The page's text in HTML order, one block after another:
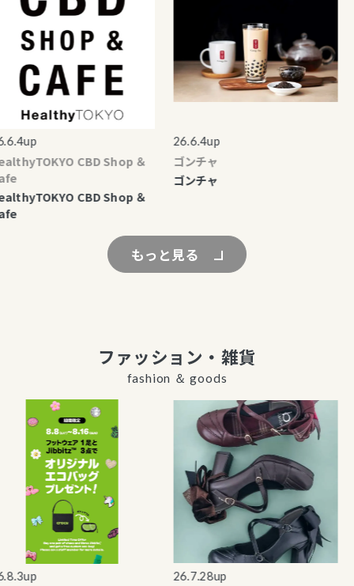
CBD Shop ＆
CBD Shop ＆
26.6.4up
ゴンチャ
ゴンチャ
もっと見る
ファッション・雑貨
fashion ＆ goods
26.7.28up